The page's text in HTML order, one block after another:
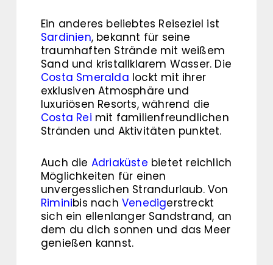
Ein anderes beliebtes Reiseziel ist
Sardinien, bekannt für seine
traumhaften Strände mit weißem
Sand und kristallklarem Wasser. Die
Costa Smeralda lockt mit ihrer
exklusiven Atmosphäre und
luxuriösen Resorts, während die
Costa Rei mit familienfreundlichen
Stränden und Aktivitäten punktet.
Auch die Adriaküste bietet reichlich
Möglichkeiten für einen
unvergesslichen Strandurlaub. Von
Riminibis nachVenedigerstreckt
sich ein ellenlanger Sandstrand, an
dem du dich sonnen und das Meer
genießen kannst.